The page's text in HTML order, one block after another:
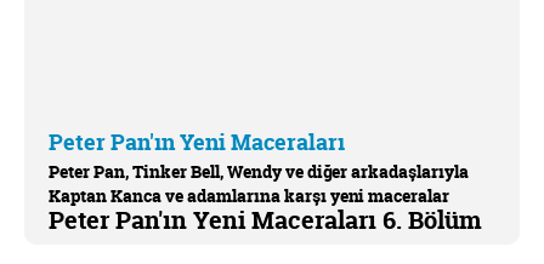
Peter Pan'ın Yeni Maceraları
Peter Pan, Tinker Bell, Wendy ve diğer arkadaşlarıyla
Kaptan Kanca ve adamlarına karşı yeni maceralar
yaşamaya devam ediyor.
Peter Pan'ın Yeni Maceraları 6. Bölüm